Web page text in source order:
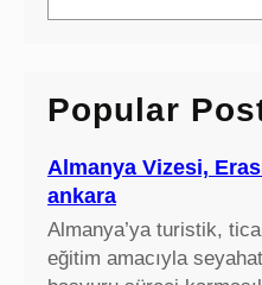
a
h
Popular
Almanya Vizesi,
ankara
Almanya’ya turistik,
eğitim amacıyla